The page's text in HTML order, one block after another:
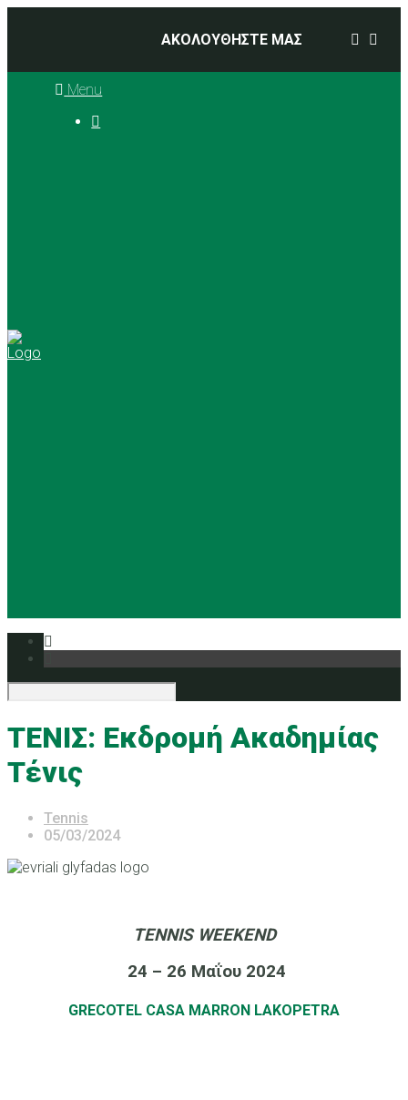
ΑΚΟΛΟΥΘΗΣΤΕ ΜΑΣ
Menu

ΤΕΝΙΣ: Εκδρομή Ακαδημίας
Τένις
Tennis
05/03/2024
TENNIS WEEKEND
24 – 26 Μαΐου 2024
GRECOTEL CASA MARRON LAKOPETRA